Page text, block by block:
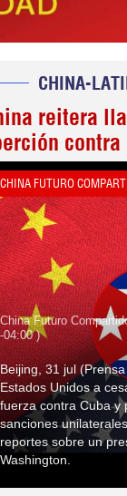
CHINA-
reitera
contra
CHINA FUTURO
China Futuro
-04:00 )
Beijing, 31 jul
Estados Unidos a
fuerza contra Cuba y
sanciones
reportes sobre un
Washington.